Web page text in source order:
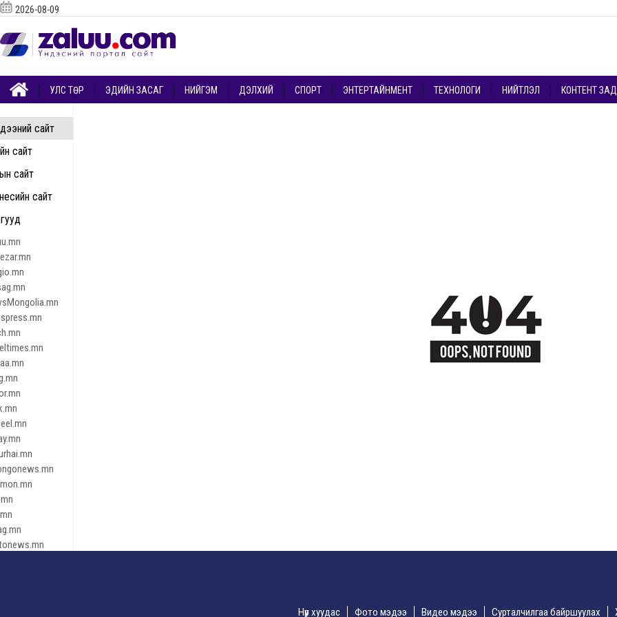
сайт
сайт
сайт
сайт
2026-08-09
УЛС ТӨР ЭДИЙН ЗАСАГ НИЙГЭМ ДЭЛХИЙ СПОРТ ЭНТЕРТАЙНМЕНТ ТЕХНОЛОГИ НИЙТЛЭЛ КОНТЕНТ
Нүүр хуудас Фото мэдээ Видео мэдээ Сурталчилгаа байршуулах